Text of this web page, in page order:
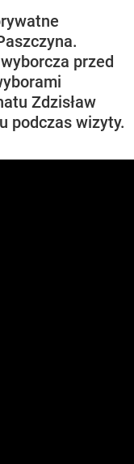
przed
Zdzisław
podczas wizyty.